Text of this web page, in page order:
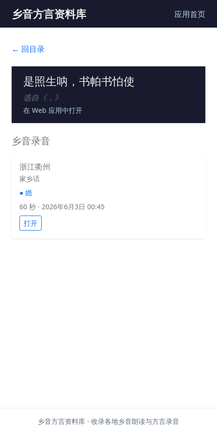
乡音方言资料库 应用首页
← 回目录
是照生呐，书帕书怕使
选自《， 》
在 Web 应用中打开
乡音录音
浙江衢州
家乡话
● 嫕
60 秒 · 2026年6月3日 00:45
打开
乡音方言资料库 · 收录各地乡音朗读与方言录音